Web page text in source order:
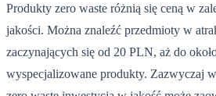
Produkty zero waste różnią się ceną w
jakości. Można znaleźć przedmioty w
zaczynających się od 20 PLN, aż do
wyspecjalizowane produkty. Zazwyczaj